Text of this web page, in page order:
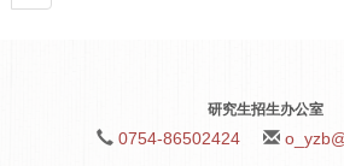
研究生招生办公室
0754-86502424